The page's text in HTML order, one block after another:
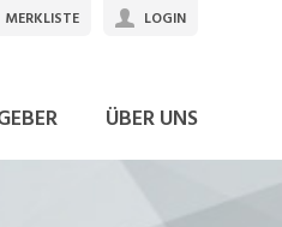
ÜBER UNS
MERKLISTE LOGIN